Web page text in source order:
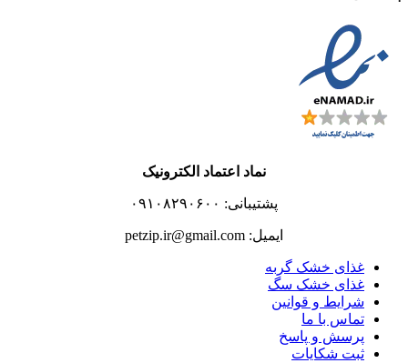
نماد اعتماد الکترونیک
پشتیبانی: ۰۹۱۰۸۲۹۰۶۰۰
ایمیل: petzip.ir@gmail.com
غذای خشک گربه
غذای خشک سگ
شرایط و قوانین
تماس با ما
پرسش و پاسخ
ثبت شکایات